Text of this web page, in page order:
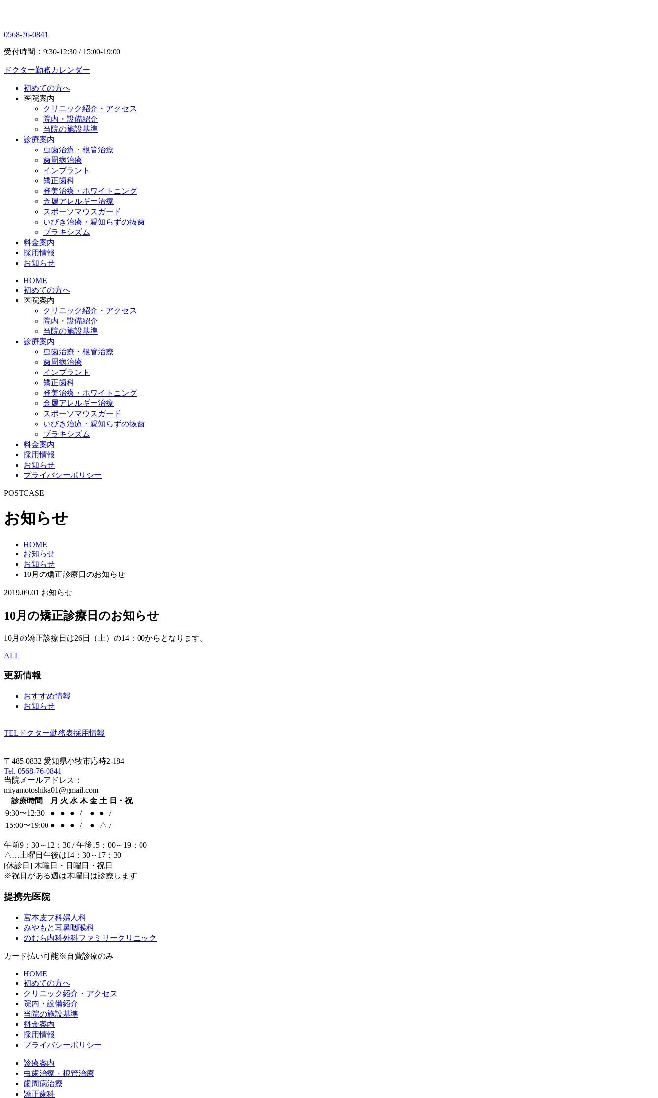
0568-76-0841
受付時間：9:30-12:30 / 15:00-19:00
ドクター勤務カレンダー
初めての方へ
医院案内
クリニック紹介・アクセス
院内・設備紹介
当院の施設基準
診療案内
虫歯治療・根管治療
歯周病治療
インプラント
矯正歯科
審美治療・ホワイトニング
金属アレルギー治療
スポーツマウスガード
いびき治療・親知らずの抜歯
ブラキシズム
料金案内
採用情報
お知らせ
HOME
初めての方へ
医院案内
クリニック紹介・アクセス
院内・設備紹介
当院の施設基準
診療案内
虫歯治療・根管治療
歯周病治療
インプラント
矯正歯科
審美治療・ホワイトニング
金属アレルギー治療
スポーツマウスガード
いびき治療・親知らずの抜歯
ブラキシズム
料金案内
採用情報
お知らせ
プライバシーポリシー
POSTCASE
お知らせ
HOME
お知らせ
お知らせ
10月の矯正診療日のお知らせ
2019.09.01 お知らせ
10月の矯正診療日のお知らせ
10月の矯正診療日は26日（土）の14：00からとなります。
ALL
更新情報
おすすめ情報
お知らせ
TEL ドクター勤務表採用情報
〒485-0832 愛知県小牧市応時2-184
Tel. 0568-76-0841
当院メールアドレス：
miyamotoshika01@gmail.com
診療時間
月 火 水 木 金 土 日・祝
9:30〜12:30
● ● ● / ● ●
/
15:00〜19:00 ● ● ● / ● △ /
午前9：30～12：30 / 午後15：00～19：00
△…土曜日午後は14：30～17：30
[休診日] 木曜日・日曜日・祝日
※祝日がある週は木曜日は診療します
提携先医院
宮本皮フ科婦人科
みやもと耳鼻咽喉科
のむら内科外科ファミリークリニック
カード払い可能※自費診療のみ
HOME
初めての方へ
クリニック紹介・アクセス
院内・設備紹介
当院の施設基準
料金案内
採用情報
プライバシーポリシー
診療案内
虫歯治療・根管治療
歯周病治療
矯正歯科